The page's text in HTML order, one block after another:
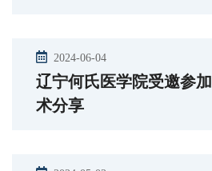
2024-06-04
辽宁何氏医学院受邀参
术分享